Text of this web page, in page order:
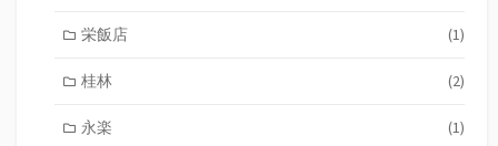
栄飯店 (1)
桂林 (2)
永楽 (1)